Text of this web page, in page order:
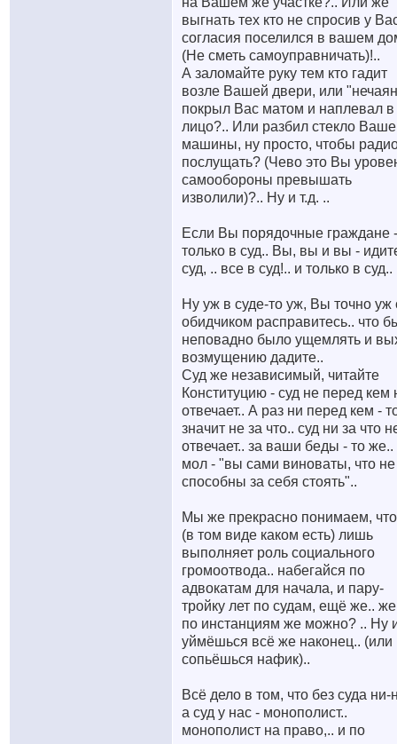
выгнать тех кто не спросив у
согласия поселился в вашем
(Не сметь самоуправничать)!..
А заломайте руку тем кто гадит
возле Вашей двери, или
покрыл Вас матом и наплевал в
лицо?.. Или разбил стекло
машины, ну просто, чтобы
послущать? (Чево это Вы
самообороны превышать
изволили)?.. Ну и т.д. ..
Если Вы порядочные граждане
только в суд.. Вы, вы и вы -
суд, .. все в суд!.. и только в суд..
Ну уж в суде-то уж, Вы точно уж
обидчиком расправитесь.. что
неповадно было ущемлять и
возмущению дадите..
Суд же независимый, читайте
Конституцию - суд не перед кем
отвечает.. А раз ни перед кем -
значит не за что.. суд ни за что
отвечает.. за ваши беды - то же..
мол - "вы сами виноваты, что не
способны за себя стоять"..
Мы же прекрасно понимаем, что
(в том виде каком есть) лишь
выполняет роль социального
громоотвода.. набегайся по
адвокатам для начала, и пару-
тройку лет по судам, ещё же..
по инстанциям же можно? .. Ну
уймёшься всё же наконец.. (или
сопьёшься нафик)..
Всё дело в том, что без суда ни-
а суд у нас - монополист..
монополист на право,.. и по